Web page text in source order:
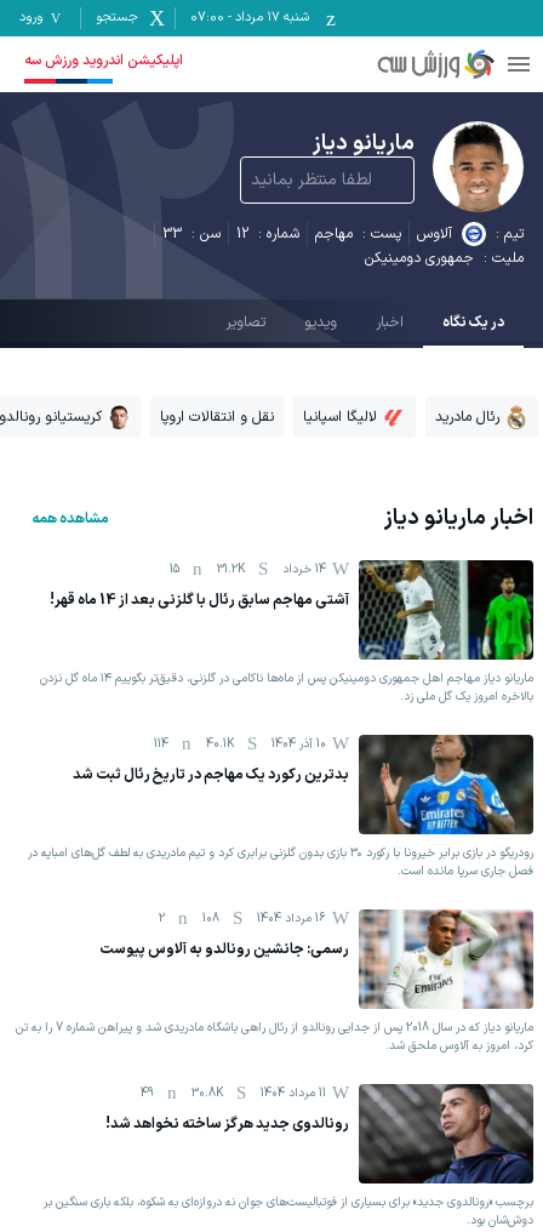
شنبه ۱۷ مرداد -
07:00 جستجو ورود
اپلیکیشن اندروید ورزش سه
ماریانو دیاز
لطفا منتظر بمانید
تیم : آلاوس پست : مهاجم شماره : 12 سن : 33
ملیت : جمهوری دومینیکن 12 در یک نگاه اخبار ویدیو تصاویر
رئال مادرید لالیگا اسپانیا نقل و انتقالات اروپا کریستیانو رونالدو
اخبارماریانو دیاز مشاهده همه
14 خرداد 31.2K
15
‫آشتی مهاجم سابق رئال با گلزنی بعد از 14 ماه قهر!
‫ماریانو دیاز مهاجم اهل جمهوری دومینیکن پس از ماه‌ها ناکامی در گلزنی، دقیق‌تر بگوییم ۱۴ ماه گل نزدن
بالاخره امروز یک گل ملی زد.
10 آذر 1404 40.1K
114
بدترین رکورد یک مهاجم در تاریخ رئال ثبت شد
رودریگو در بازی برابر خیرونا با رکورد ۳۰ بازی بدون گلزنی برابری کرد و تیم مادریدی به لطف گل‌های امباپه در
فصل جاری سرپا مانده است.
16 مرداد 1404 108
2
رسمی: جانشین رونالدو به آلاوس پیوست
ماریانو دیاز که در سال 2018 پس از جدایی رونالدو از رئال راهی باشگاه مادریدی شد و پیراهن شماره 7 را به تن
کرد، امروز به آلاوس ملحق شد.
11 مرداد 1404 30.8K
49
رونالدوی جدید هرگز ساخته نخواهد شد!
برچسب «رونالدوی جدید» برای بسیاری از فوتبالیست‌های جوان نه دروازه‌ای به شکوه، بلکه باری سنگین بر
دوش‌شان بود.